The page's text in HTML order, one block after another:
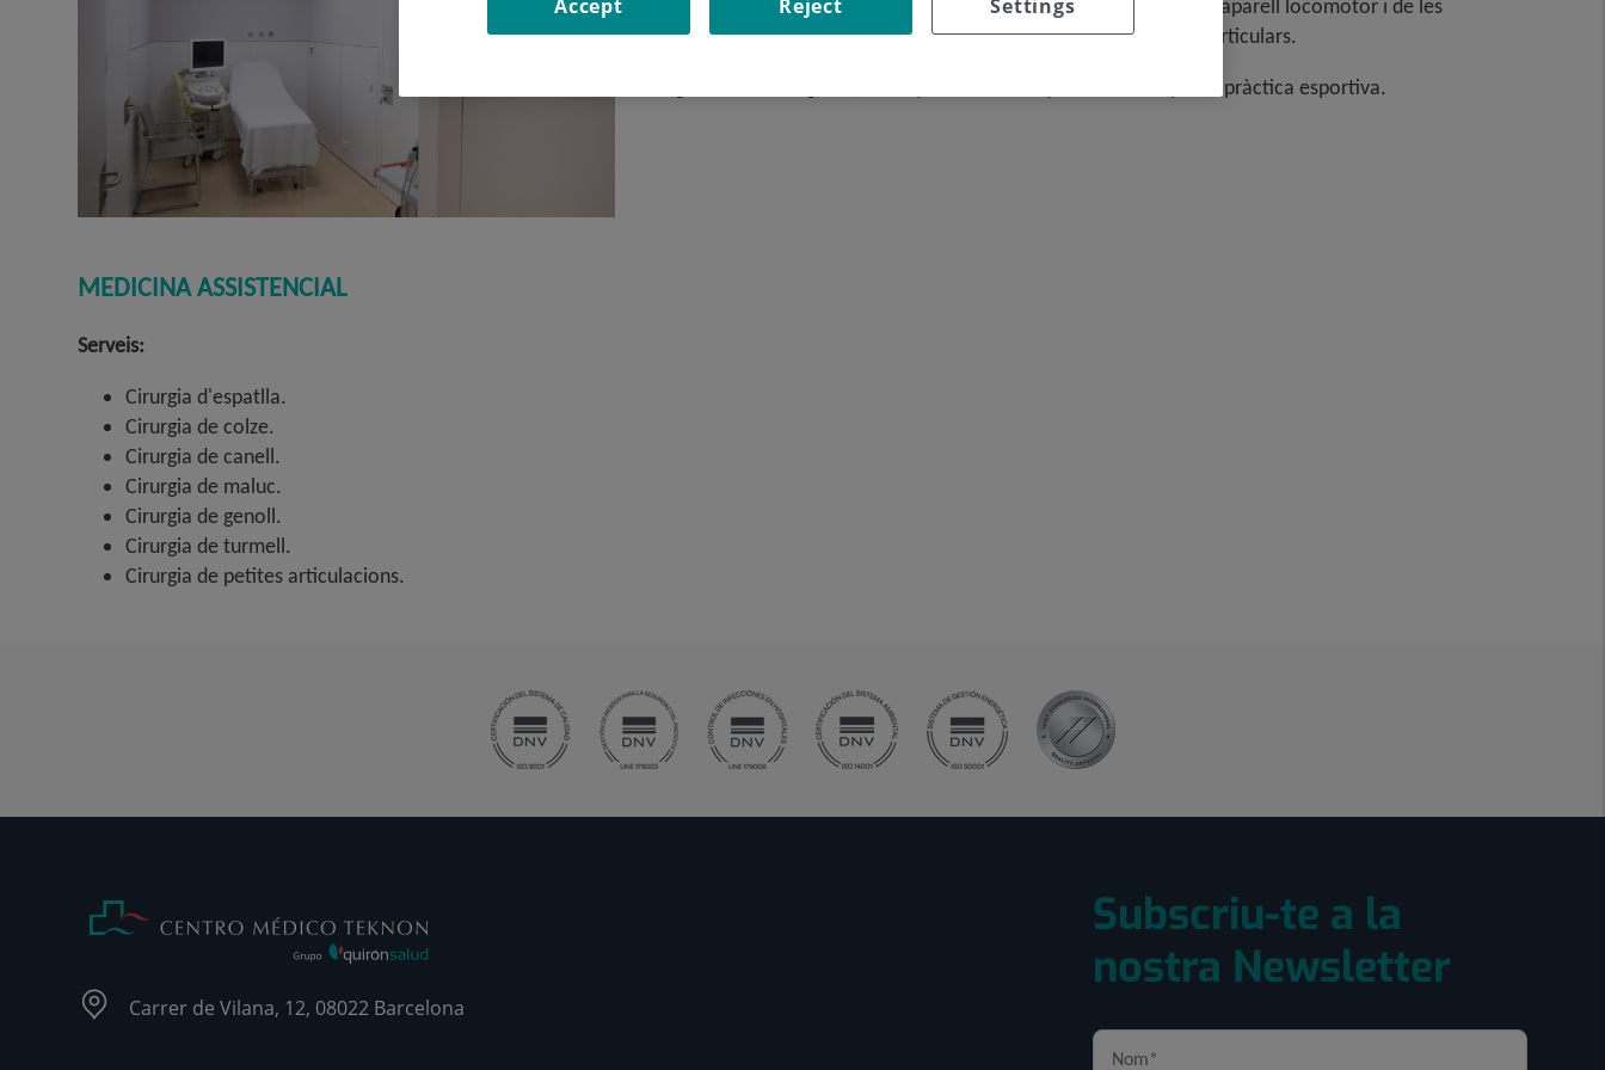
Realitzem el tractament quirúrgic i el seguiment de la patologia de l'aparell locomotor i de les
estructures associades, tant de les parts musculars, de les òssies o articulars.
Cirurgia de lesions agudes, cròniques i traumàtiques causades per la pràctica esportiva.
MEDICINA ASSISTENCIAL
Serveis:
Cirurgia d'espatlla.
Cirurgia de colze.
Cirurgia de canell.
Cirurgia de maluc.
Cirurgia de genoll.
Cirurgia de turmell.
Cirurgia de petites articulacions.
Carrer de Vilana, 12, 08022 Barcelona
Subscriu-te a la
nostra Newsletter
Settings
Reject
Accept